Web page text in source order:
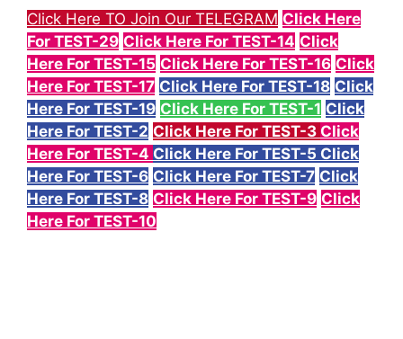
Click Here TO Join Our TELEGRAM Click Here
For TEST-29 Click Here For TEST-14 Click
Here For TEST-15 Click Here For TEST-16 Click
Here For TEST-17 Click Here For TEST-18 Click
Here For TEST-19 Click Here For TEST-1 Click
Here For TEST-2 Click Here For TEST-3 Click
Here For TEST-4 Click Here For TEST-5 Click
Here For TEST-6 Click Here For TEST-7 Click
Here For TEST-8 Click Here For TEST-9 Click
Here For TEST-10